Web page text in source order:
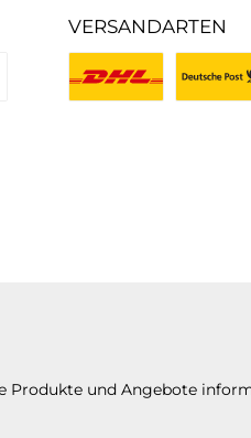
VERSANDARTEN
Produkte und Angebote